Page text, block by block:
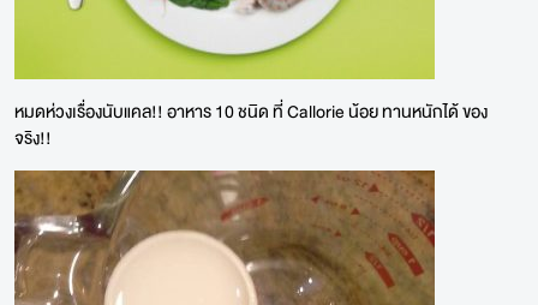
หมดห่วงเรื่องนับแคล!! อาหาร 10 ชนิด ที่ Callorie น้อย ทานหนักได้ ของ
จริง!!